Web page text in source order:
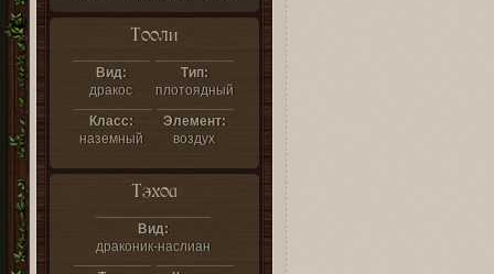
Тооли
Вид:
дракос
Тип:
плотоядный
Класс:
наземный
Элемент:
воздух
Тэхоа
Вид:
драконик-наслиан